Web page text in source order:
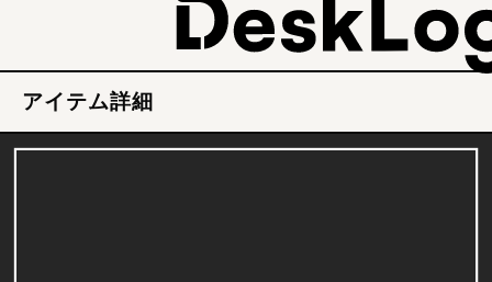
アイテム詳細